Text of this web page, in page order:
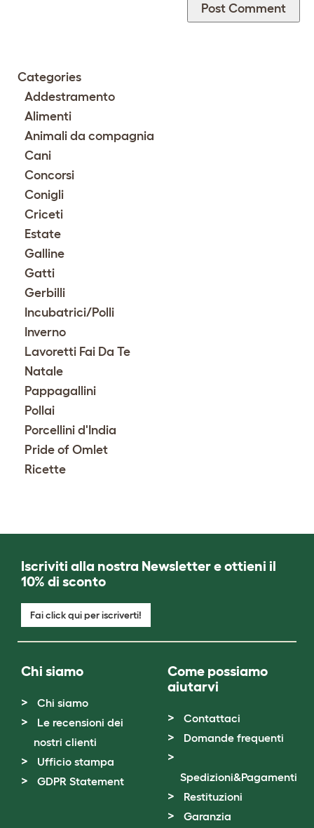
Categories
Addestramento
Alimenti
Animali da compagnia
Cani
Concorsi
Conigli
Criceti
Estate
Galline
Gatti
Gerbilli
Incubatrici/Polli
Inverno
Lavoretti Fai Da Te
Natale
Pappagallini
Pollai
Porcellini d'India
Pride of Omlet
Ricette
Iscriviti alla nostra Newsletter e ottieni il
10% di sconto
Fai click qui per iscriverti!
Chi siamo
Chi siamo
Le recensioni dei
nostri clienti
Ufficio stampa
GDPR Statement
Come possiamo
aiutarvi
Contattaci
Domande frequenti
Spedizioni&Pagamenti
Restituzioni
Garanzia